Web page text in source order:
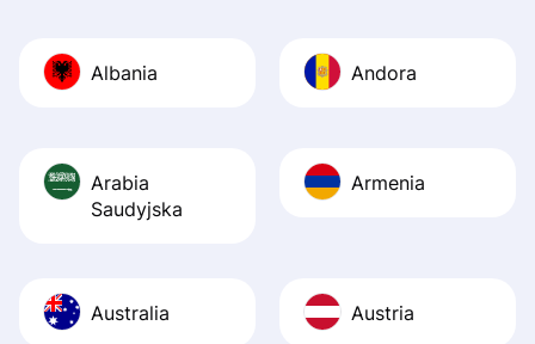
Recommend it!
Albania Andora
Arabia
Saudyjska
Armenia
Australia Austria